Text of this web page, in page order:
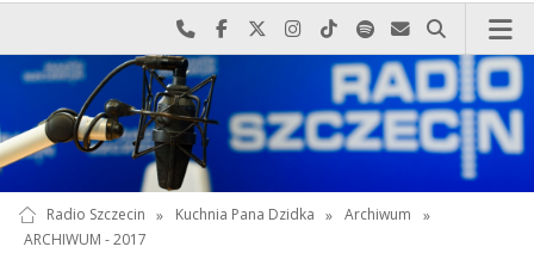
Najlepiej po prostu do nas zadzwoń
Odwiedź nas na Facebook-u
Odwiedź nas na X
Odwiedź nas na Instagram-ie
Odwiedź nas na TikTok-u
Szukaj nas na Spotify
Wyślij do nas
Szukaj
Radio Szczecin » Kuchnia Pana Dzidka » Archiwum
»
ARCHIWUM - 2017